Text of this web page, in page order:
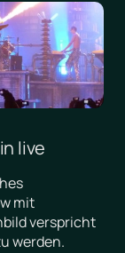
live
mit
verspricht
werden.